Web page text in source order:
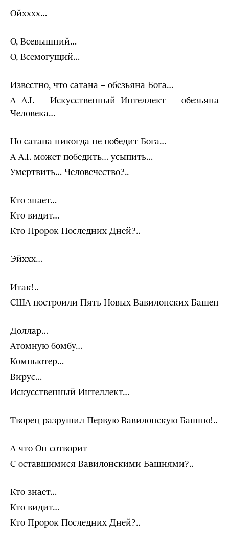
Ойхххх…
О, Всевышний…
О, Всемогущий…
Известно, что сатана – обезьяна Бога…
А A.I. – Искусственный Интеллект – обезьяна
Человека…
Но сатана никогда не победит Бога…
А А.I. может победить… усыпить…
Умертвить… Человечество?..
Кто знает…
Кто видит…
Кто Пророк Последних Дней?..
Эйххх…
Итак!..
США построили Пять Новых Вавилонских Башен
–
Доллар…
Атомную бомбу…
Компьютер…
Вирус…
Искусственный Интеллект…
Творец разрушил Первую Вавилонскую Башню!..
А что Он сотворит
С оставшимися Вавилонскими Башнями?..
Кто знает…
Кто видит…
Кто Пророк Последних Дней?..